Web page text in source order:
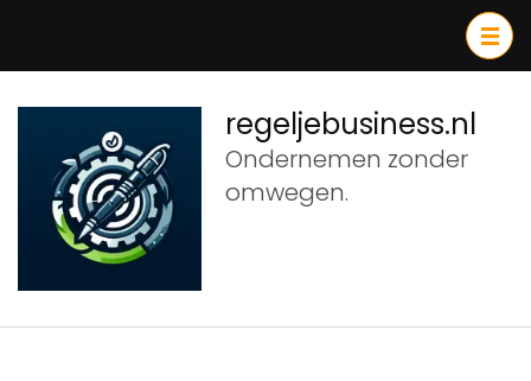
inhoud
(druk
Enter)
regeljebusiness.nl
Ondernemen zonder
omwegen.